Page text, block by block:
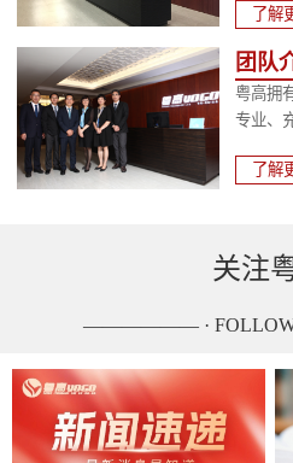
了解
团队
粤高拥
专业、
了解
关注
—————— ·